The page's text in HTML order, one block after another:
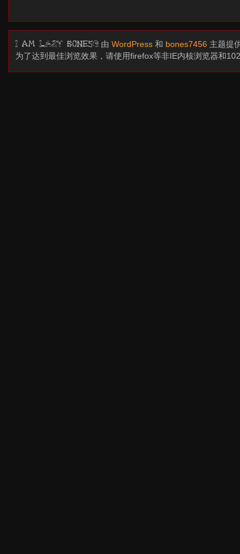
I am LAZY bones? 由WordPress 和 bones7456 主题提
为了达到最佳浏览效果，请使用firefox等非IE内核浏览器和